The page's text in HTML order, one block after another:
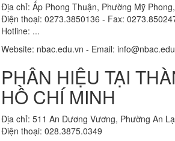
Địa chỉ: Ấp Phong Thuận, Phường Mỹ
Điện thoại: 0273.3850136 - Fax:
Hotline: ...
Website: nbac.edu.vn - Email:
PHÂN HIỆU TẠI
HỒ CHÍ MINH
Địa chỉ: 511 An Dương Vương, Phường An
Điện thoại: 028.3875.0349